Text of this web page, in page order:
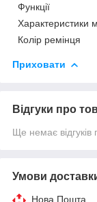
Функції
Характеристики
Колір ремінця
Приховати
Відгуки про
Ще немає відгуків
Умови
Нова Пошта